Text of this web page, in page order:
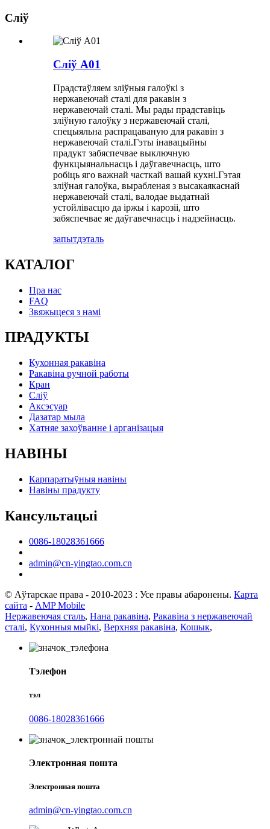
Сліў
Сліў A01
Прадстаўляем зліўныя галоўкі з
нержавеючай сталі для ракавін з
нержавеючай сталі. Мы рады прадставіць
зліўную галоўку з нержавеючай сталі,
спецыяльна распрацаваную для ракавін з
нержавеючай сталі.Гэты інавацыйны
прадукт забяспечвае выключную
функцыянальнасць і даўгавечнасць, што
робіць яго важнай часткай вашай кухні.Гэтая
зліўная галоўка, вырабленая з высакаякаснай
нержавеючай сталі, валодае выдатнай
устойлівасцю да іржы і карозіі, што
забяспечвае яе даўгавечнасць і надзейнасць.
запытдэталь
КАТАЛОГ
Пра нас
FAQ
Звяжыцеся з намі
ПРАДУКТЫ
Кухонная ракавіна
Ракавіна ручной работы
Кран
Сліў
Аксэсуар
Дазатар мыла
Хатняе захоўванне і арганізацыя
НАВІНЫ
Карпаратыўныя навіны
Навіны прадукту
Кансультацыі
0086-18028361666
admin@cn-yingtao.com.cn
© Аўтарскае права - 2010-2023 : Усе правы абаронены. Карта
сайта - AMP Mobile
Нержавеючая сталь, Нана ракавіна, Ракавіна з нержавеючай
сталі, Кухонныя мыйкі, Верхняя ракавіна, Кошык,
Тэлефон
тэл
0086-18028361666
Электронная пошта
Электронная пошта
admin@cn-yingtao.com.cn